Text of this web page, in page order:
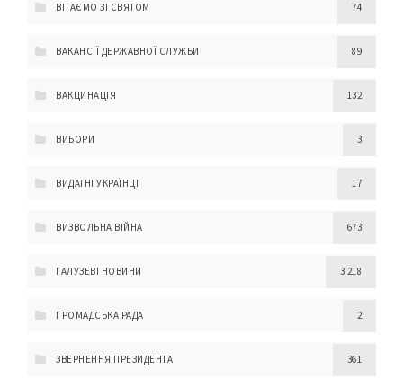
ВІТАЄМО ЗІ СВЯТОМ 74
ВАКАНСІЇ ДЕРЖАВНОЇ СЛУЖБИ 89
ВАКЦИНАЦІЯ 132
ВИБОРИ 3
ВИДАТНІ УКРАЇНЦІ 17
ВИЗВОЛЬНА ВІЙНА 673
ГАЛУЗЕВІ НОВИНИ 3 218
ГРОМАДСЬКА РАДА 2
ЗВЕРНЕННЯ ПРЕЗИДЕНТА 361